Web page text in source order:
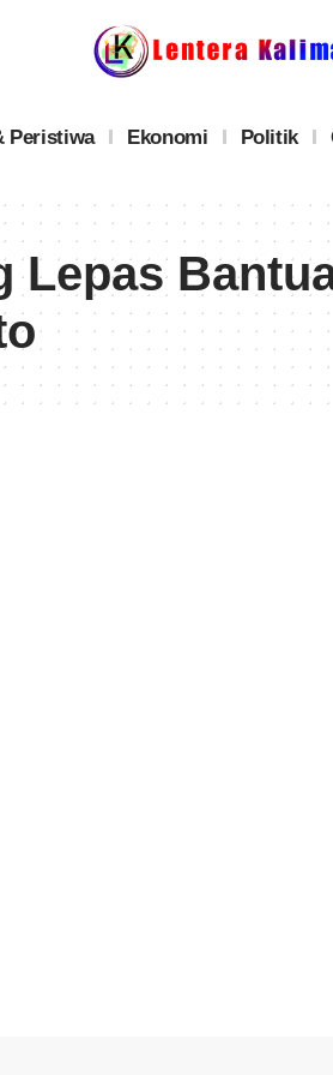
Peristiwa Ekonomi Politik
Lepas